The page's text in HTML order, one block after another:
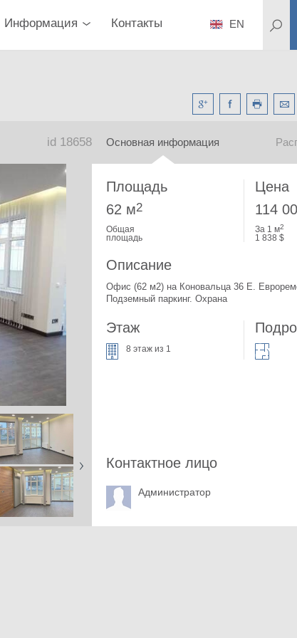
Информация Контакты EN
id 18658 Основная информация
Площадь
62 м2
Общая
площадь
Цена
114
За 1 м2
1 838 $
Описание
Офис (62 м2) на Коновальца 36 Е.
Подземный паркинг. Охрана
Этаж
8 этаж из 1
Контактное лицо
Администратор